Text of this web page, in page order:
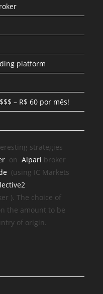
platform
– R$ 60 por mês!
strategies
onAlpari broker
(using IC Markets
). The choice of
the amount to be
of origin.